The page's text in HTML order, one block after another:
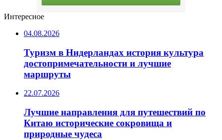
Интересное
04.08.2026
Туризм в Нидерландах история культура
достопримечательности и лучшие
маршруты
22.07.2026
Лучшие направления для путешествий по
Китаю исторические сокровища и
природные чудеса